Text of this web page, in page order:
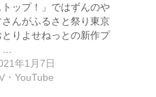
トップ！」ではずんのや
さんがふるさと祭り東京
とりよせねっとの新作プ
…
年1月7日
・YouTube